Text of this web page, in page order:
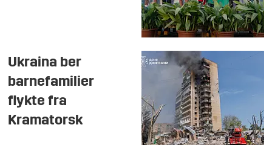
Ukraina ber
barnefamilier
flykte fra
Kramatorsk